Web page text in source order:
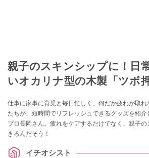
親子のスキンシップに！日
いオカリナ型の木製「ツボ
仕事に家事に育児と毎日忙しく、何だか疲れが取
たちが、短時間でリフレッシュできるグッズを紹
プロ長岡さん。疲れをケアするだけでなく、親子
きるんだそう！
イチオシスト